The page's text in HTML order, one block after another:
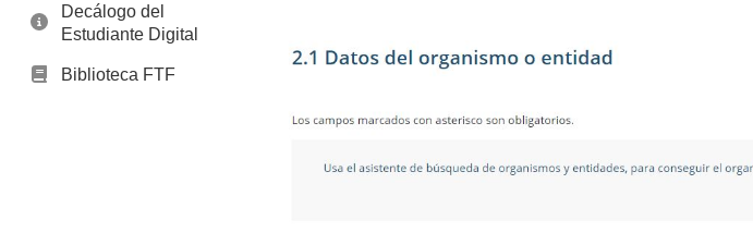
Decálogo del
Estudiante Digital
Biblioteca FTF